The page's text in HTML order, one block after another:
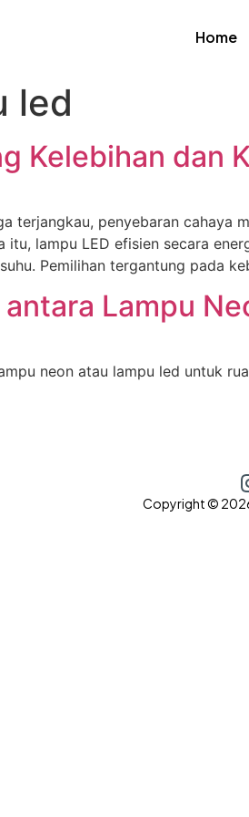
Home
led
Kelebihan dan
terjangkau, penyebaran
itu, lampu LED efisien secara
Pemilihan tergantung pada
Lampu
neon atau lampu led untuk
Copyright ©